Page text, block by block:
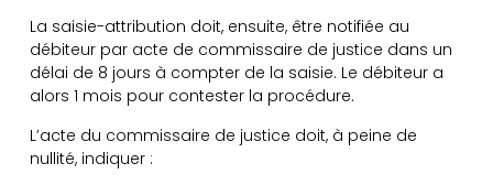
La saisie-attribution doit, ensuite, être notifiée au
débiteur par acte de commissaire de justice dans un
délai de 8 jours à compter de la saisie. Le débiteur a
alors 1 mois pour contester la procédure.
L’acte du commissaire de justice doit, à peine de
nullité, indiquer :